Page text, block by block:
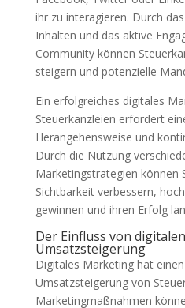
ihr zu interagieren. Durch
Inhalten und das aktive
Community können
steigern und potenzielle
Ein erfolgreiches digitales
Steuerkanzleien erfordert
Herangehensweise und
Durch die Nutzung
Marketingstrategien können
Sichtbarkeit verbessern,
gewinnen und ihren Erfolg
Der Einfluss von
Umsatzsteigerung
Digitales Marketing hat
Umsatzsteigerung von
Marketingmaßnahmen